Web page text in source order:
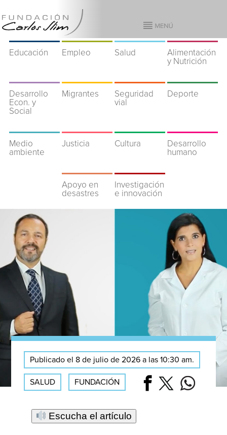
Educación Empleo Salud
Alimentación
y Nutrición
Desarrollo
Econ. y
Social
Migrantes
Seguridad
vial
Deporte
Medio
ambiente
Justicia Cultura
Desarrollo
humano
Apoyo en
desastres
Investigación
e innovación
Publicado el 8 de julio de 2026 a las 10:30 am.
SALUD FUNDACIÓN
Escucha el artículo